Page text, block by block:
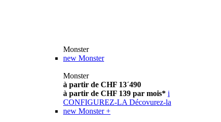
Monster
new Monster
Monster
à partir de CHF 13´490
à partir de CHF 139 par mois* i
CONFIGUREZ-LA Décovurez-la
new Monster +